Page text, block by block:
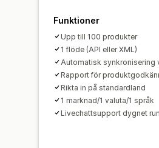
Funktioner
Upp till 100 produkter
1 flöde (API eller XML)
Automatisk synkronisering
Rapport för
Rikta in på standardland
1 marknad/1 valuta/1 språk
Livechattsupport dygnet